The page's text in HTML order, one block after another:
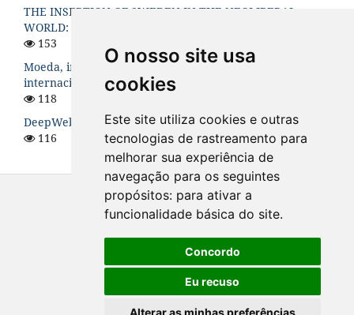
O nosso site usa
cookies
Este site utiliza cookies e outras
tecnologias de rastreamento para
melhorar sua experiência de
navegação para os seguintes
propósitos: para ativar a
funcionalidade básica do site.
Concordo
Eu recuso
Alterar as minhas preferências
THE INSERTION OF SWEDEN IN THE NEOLIBERAL
WORLD: A HISTORICAL ANALYSIS
153
Moeda, instabilidade financeira e hierarquia no sistema
internacional
118
DeepWeb: O Lado Sombrio da Internet
116